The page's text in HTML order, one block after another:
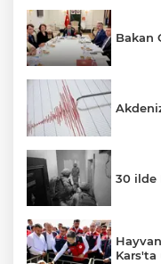
Bakan
30 ilde
Kars'ta